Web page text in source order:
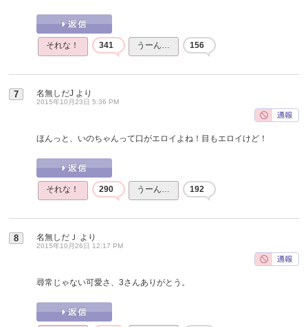
それな！ 341 うーん… 156
7 名無しだJ より
2015年10月23日 5:36 PM
ほんっと、いのちゃんって口がエロイよね！目もエロイけど！
それな！ 290 うーん… 192
8 名無しだＪ より
2015年10月26日 12:17 PM
尋常じゃない可愛さ、3さんありがとう。